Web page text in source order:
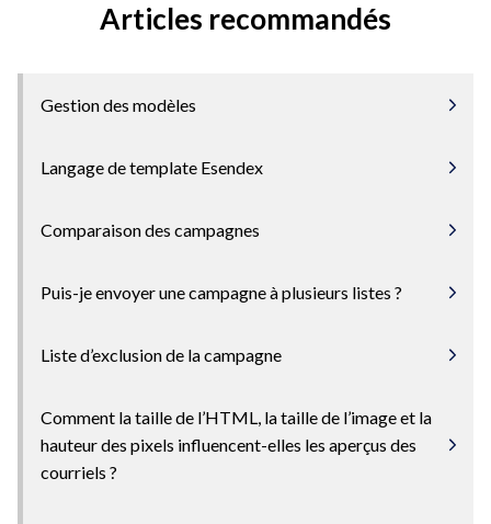
Articles recommandés
Gestion des modèles
Langage de template Esendex
Comparaison des campagnes
Puis-je envoyer une campagne à plusieurs listes ?
Liste d’exclusion de la campagne
Comment la taille de l’HTML, la taille de l’image et la
hauteur des pixels influencent-elles les aperçus des
courriels ?